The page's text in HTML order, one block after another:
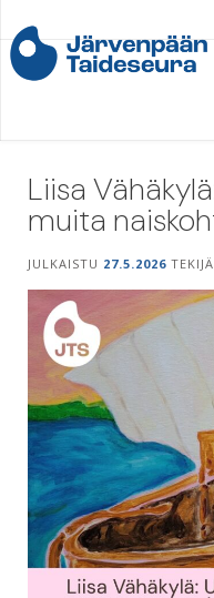
to
content
Liisa
muita
JULKAISTU 27.5.2026 TEKIJÄ